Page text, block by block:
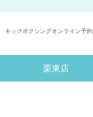
キックボクシングオンライン予約
栗東店